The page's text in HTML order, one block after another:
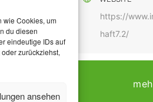
wie Cookies, um
du diesen
eindeutige IDs auf
zurückziehst,
ansehen
https://
haft7.2/